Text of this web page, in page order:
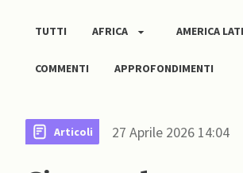
TUTTI AFRICA AMERICA
COMMENTI APPROFONDIMENTI
Articoli 27 Aprile 2026 14:04